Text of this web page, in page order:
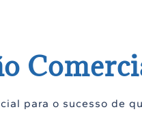
para o sucesso de